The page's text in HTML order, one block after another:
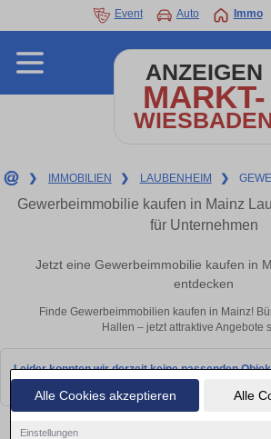
Alle Cookies akzeptieren Alle
Einstellungen
Event Auto Immo
ANZEIGEN
MARKT-
❯ IMMOBILIEN ❯ LAUBENHEIM ❯
Gewerbeimmobilie kaufen in Mainz
für Unternehmen
Jetzt eine Gewerbeimmobilie kaufen in
entdecken
Finde Gewerbeimmobilien kaufen in Mainz!
Hallen – jetzt attraktive Angebote
Leider konnten wir derzeit keine passenden